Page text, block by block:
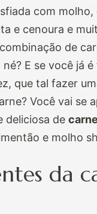
com molho,
e cenoura e
de
né? E se você já
que tal fazer
Você vai se
deliciosa de
e molho
da